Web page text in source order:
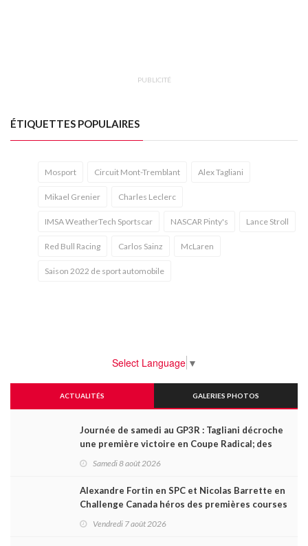
PUBLICITÉ
ÉTIQUETTES POPULAIRES
Mosport Circuit Mont-Tremblant Alex Tagliani
Mikael Grenier Charles Leclerc
IMSA WeatherTech Sportscar NASCAR Pinty's Lance Stroll
Red Bull Racing Carlos Sainz McLaren
Saison 2022 de sport automobile
Select Language ▼
ACTUALITÉS GALERIES PHOTOS
Journée de samedi au GP3R : Tagliani décroche
une première victoire en Coupe Radical; des
Samedi 8 août 2026
Alexandre Fortin en SPC et Nicolas Barrette en
Challenge Canada héros des premières courses
Vendredi 7 août 2026